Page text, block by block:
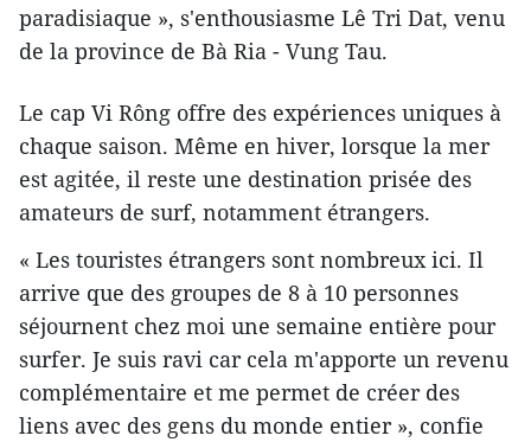
paradisiaque », s'enthousiasme Lê Tri Dat, venu
de la province de Bà Ria - Vung Tau.
Le cap Vi Rông offre des expériences uniques à
chaque saison. Même en hiver, lorsque la mer
est agitée, il reste une destination prisée des
amateurs de surf, notamment étrangers.
« Les touristes étrangers sont nombreux ici. Il
arrive que des groupes de 8 à 10 personnes
séjournent chez moi une semaine entière pour
surfer. Je suis ravi car cela m'apporte un revenu
complémentaire et me permet de créer des
liens avec des gens du monde entier », confie